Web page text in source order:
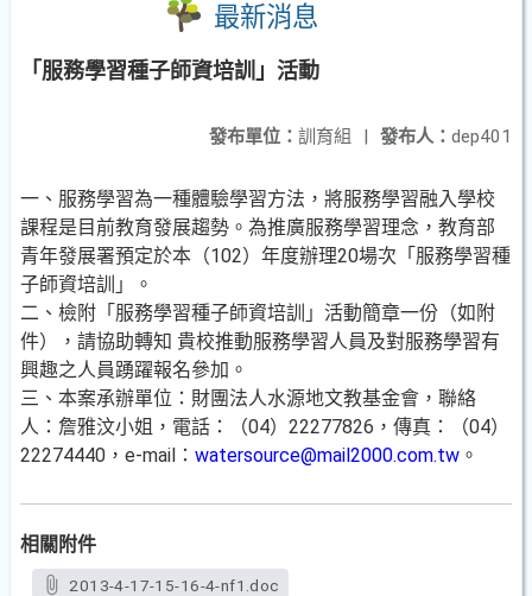
最新消息
「服務學習種子師資培訓」活動
發布人： dep401
發布單位： 訓育組 |
一、服務學習為一種體驗學習方法，將服務學習融入學校
課程是目前教育發展趨勢。為推廣服務學習理念，教育部
青年發展署預定於本（102）年度辦理20場次「服務學習種
子師資培訓」。
二、檢附「服務學習種子師資培訓」活動簡章一份（如附
件），請協助轉知 貴校推動服務學習人員及對服務學習有
興趣之人員踴躍報名參加。
三、本案承辦單位：財團法人水源地文教基金會，聯絡
人：詹雅汶小姐，電話：（04）22277826，傳真：（04）
22274440，e-mail： watersource@mail2000.com.tw 。
相關附件
2013-4-17-15-16-4-nf1.doc